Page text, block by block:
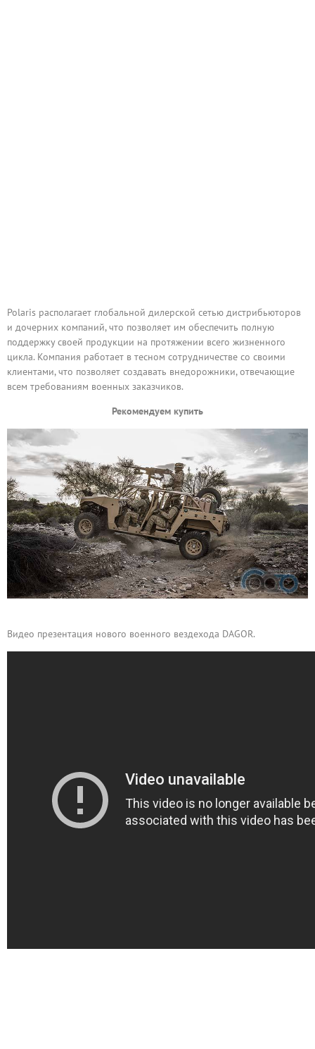
Polaris располагает глобальной дилерской сетью дистрибьюторов
и дочерних компаний, что позволяет им обеспечить полную
поддержку своей продукции на протяжении всего жизненного
цикла. Компания работает в тесном сотрудничестве со своими
клиентами, что позволяет создавать внедорожники, отвечающие
всем требованиям военных заказчиков.
Рекомендуем купить
Видео презентация нового военного вездехода DAGOR.